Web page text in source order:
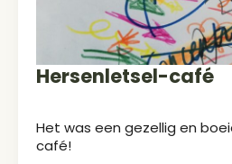
Hersenletsel-café
Het was een gezellig en
café!